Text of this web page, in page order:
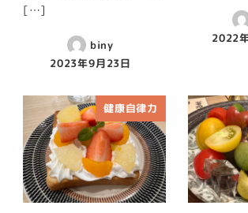
[…]
biny
2023年9月23日
2022
健康自律力